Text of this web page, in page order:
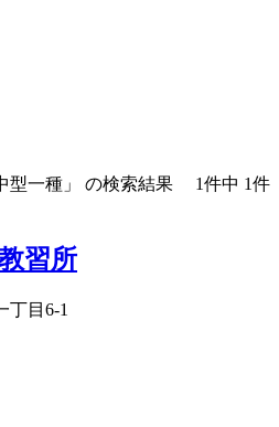
型一種」 の検索結果 1件中 1件
習所
丁目6-1